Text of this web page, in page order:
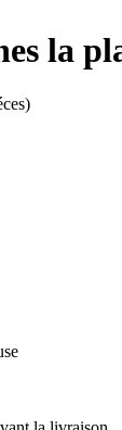
la